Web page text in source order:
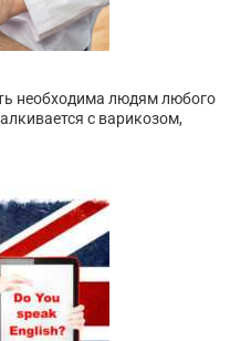
необходима людям любого
с варикозом,